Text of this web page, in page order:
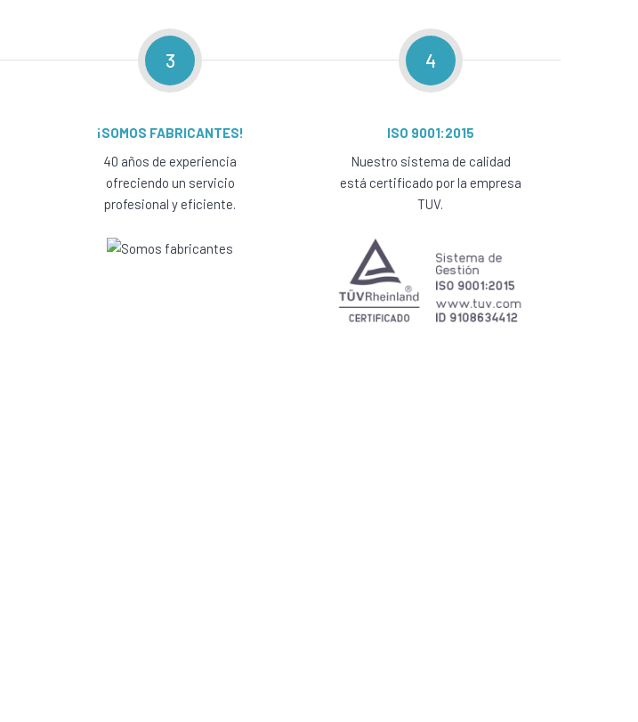
3
¡SOMOS FABRICANTES!
40 años de experiencia
ofreciendo un servicio
profesional y eficiente.
4
ISO 9001:2015
Nuestro sistema de calidad
está certificado por la empresa
TUV.